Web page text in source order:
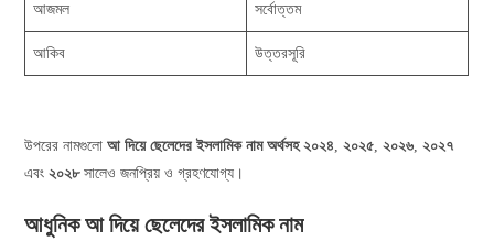
আজমল সর্বোত্তম
আকিব উত্তরসূরি
উপরের নামগুলোআ দিয়ে ছেলেদের ইসলামিক নাম অর্থসহ ২০২৪,২০২৫,২০২৬,২০২৭
এবং২০২৮সালেও জনপ্রিয় ও গ্রহণযোগ্য।
আধুনিক আ দিয়ে ছেলেদের ইসলামিক নাম